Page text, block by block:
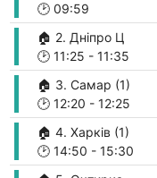
🕑09:59
🏠 2. Дніпро Ц
🕑11:25 - 11:35
🏠 3. Самар (1)
🕑12:20 - 12:25
🏠 4. Харків (1)
🕑14:50 - 15:30